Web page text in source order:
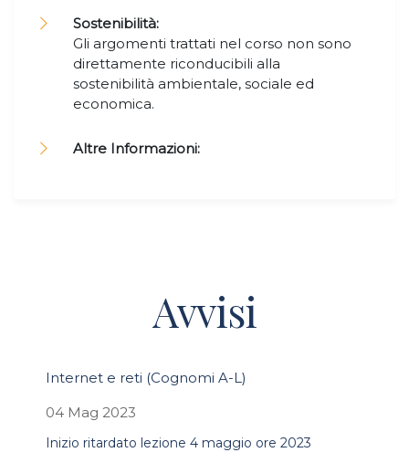
Sostenibilità:
Gli argomenti trattati nel corso non sono
direttamente riconducibili alla
sostenibilità ambientale, sociale ed
economica.
Altre Informazioni:
Avvisi
Internet e reti (Cognomi A-L)
04 Mag 2023
Inizio ritardato lezione 4 maggio ore 2023